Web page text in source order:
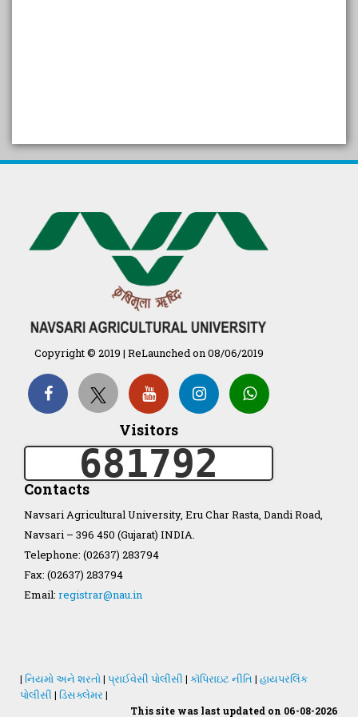
in Gujarati
દેશી ગાય આધારિત પ્રાકૃતિક ખેતી
गुणवत्ता युक्त कृषि-शिक्षा एक पहल" - भारतीय
कृषि अनुसंधान परिषद की 25वीं अखिल
भारतीय कृषि प्रवेश परीक्षा 2020
Organization Structure
ખેડુત માર્ગદર્શિકા
Accreditation Certificate
GAU Act 2004
Statastics
Copyright © 2019 | ReLaunched on 08/06/2019
Visitors
681792
Contacts
Navsari Agricultural University, Eru Char Rasta, Dandi Road,
Navsari – 396 450 (Gujarat) INDIA.
Telephone: (02637) 283794
Fax: (02637) 283794
Email: registrar@nau.in
| નિયમો અને શરતો| પ્રાઈવેસી પોલીસી | કૉપિરાઇટ નીતિ | હાયપરલિંક
પોલીસી | ડિસક્લેમર |
This site was last updated on 06-08-2026